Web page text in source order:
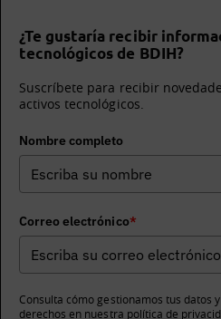
¿Te gustaría recibir
tecnológicos de BDIH?
Suscríbete para recibir
activos tecnológicos.
Nombre completo
Correo electrónico*
Consulta cómo gestionamos tus datos
derechos en nuestra política de